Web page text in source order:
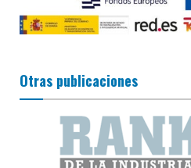
Otras publicaciones